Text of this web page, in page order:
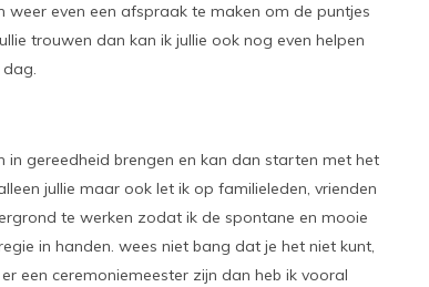
even een afspraak te maken om de puntjes
trouwen dan kan ik jullie ook nog even helpen
gereedheid brengen en kan dan starten met het
jullie maar ook let ik op familieleden, vrienden
te werken zodat ik de spontane en mooie
in handen. wees niet bang dat je het niet kunt,
een ceremoniemeester zijn dan heb ik vooral